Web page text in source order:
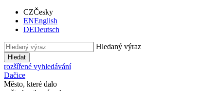
CZČesky
ENEnglish
DEDeutsch
Hledaný výraz
Hledat
rozšířené vyhledávání
Dačice
Město, které dalo